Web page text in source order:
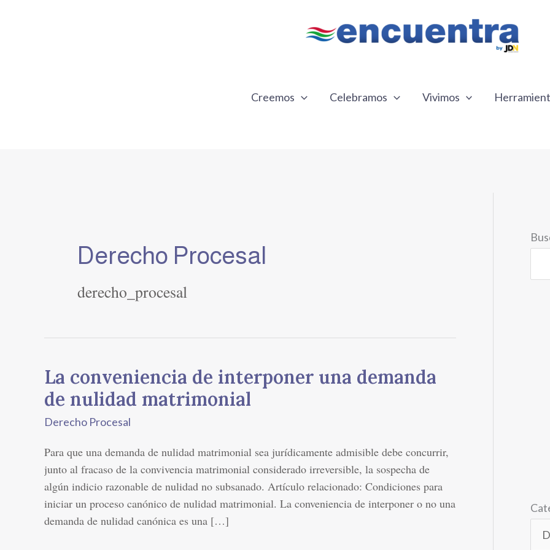
Creemos Celebramos Vivimos
Derecho Procesal
derecho_procesal
La conveniencia de interponer una demanda
de nulidad matrimonial
Derecho Procesal
Para que una demanda de nulidad matrimonial sea jurídicamente admisible debe concurrir,
junto al fracaso de la convivencia matrimonial considerado irreversible, la sospecha de
algún indicio razonable de nulidad no subsanado. Artículo relacionado: Condiciones para
iniciar un proceso canónico de nulidad matrimonial. La conveniencia de interponer o no una
demanda de nulidad canónica es una […]
La
conveniencia
de
interponer
demanda
de
nulidad
matrimonial